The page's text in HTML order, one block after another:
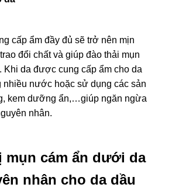
cấp ẩm đầy đủ sẽ trở nên mịn
đổi chất và giúp đào thải mụn
da được cung cấp ẩm cho da
nhiều nước hoặc sử dụng các sản
kem dưỡng ẩn,…giúp ngăn ngừa
nhân.
mụn cám ẩn dưới da
nhân cho da dầu